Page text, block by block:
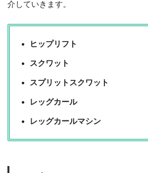
介していきます。
ヒップリフト
スクワット
スプリットスクワット
レッグカール
レッグカールマシン